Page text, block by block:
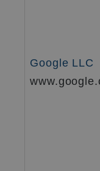
Google LLC